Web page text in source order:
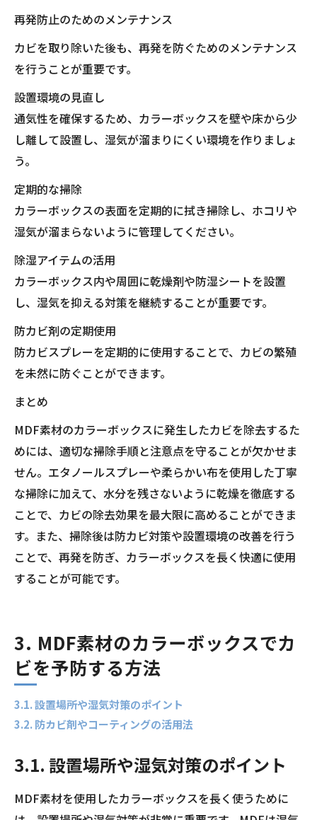
再発防止のためのメンテナンス
カビを取り除いた後も、再発を防ぐためのメンテナンス
を行うことが重要です。
設置環境の見直し
通気性を確保するため、カラーボックスを壁や床から少
し離して設置し、湿気が溜まりにくい環境を作りましょ
う。
定期的な掃除
カラーボックスの表面を定期的に拭き掃除し、ホコリや
湿気が溜まらないように管理してください。
除湿アイテムの活用
カラーボックス内や周囲に乾燥剤や防湿シートを設置
し、湿気を抑える対策を継続することが重要です。
防カビ剤の定期使用
防カビスプレーを定期的に使用することで、カビの繁殖
を未然に防ぐことができます。
まとめ
MDF素材のカラーボックスに発生したカビを除去するた
めには、適切な掃除手順と注意点を守ることが欠かせま
せん。エタノールスプレーや柔らかい布を使用した丁寧
な掃除に加えて、水分を残さないように乾燥を徹底する
ことで、カビの除去効果を最大限に高めることができま
す。また、掃除後は防カビ対策や設置環境の改善を行う
ことで、再発を防ぎ、カラーボックスを長く快適に使用
することが可能です。
3. MDF素材のカラーボックスでカ
ビを予防する方法
3.1. 設置場所や湿気対策のポイント
3.2. 防カビ剤やコーティングの活用法
3.1. 設置場所や湿気対策のポイント
MDF素材を使用したカラーボックスを長く使うために